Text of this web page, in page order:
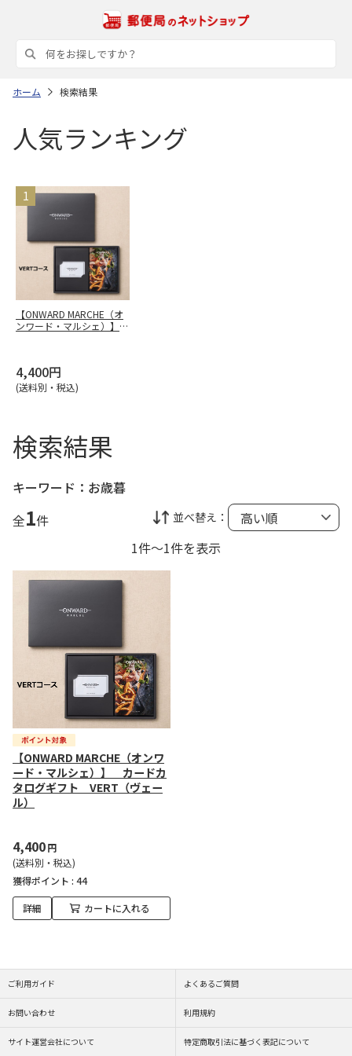
ホーム 検索結果
人気ランキング
【ONWARD MARCHE（オ
ンワード・マルシェ）】
4,400円
(送料別・税込)
検索結果
キーワード： お歳暮
全1件 並べ替え：
1件～1件を表示
【ONWARD MARCHE（オンワ
ード・マルシェ）】 カードカ
タログギフト VERT（ヴェー
ル）
4,400円
(送料別・税込)
獲得ポイント : 44
詳細 カートに入れる
ご利用ガイド よくあるご質問
お問い合わせ 利用規約
サイト運営会社について 特定商取引法に基づく表記について